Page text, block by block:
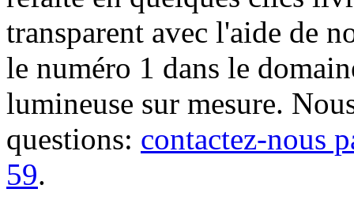
transparent avec l'aide de
le numéro 1 dans le
lumineuse sur mesure.
questions: contactez-nous
59.